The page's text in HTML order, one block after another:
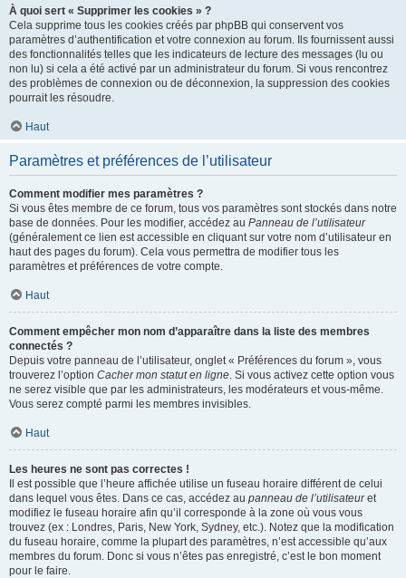
À quoi sert « Supprimer les cookies » ?
Cela supprime tous les cookies créés par phpBB qui conservent vos
paramètres d’authentification et votre connexion au forum. Ils fournissent aussi
des fonctionnalités telles que les indicateurs de lecture des messages (lu ou
non lu) si cela a été activé par un administrateur du forum. Si vous rencontrez
des problèmes de connexion ou de déconnexion, la suppression des cookies
pourrait les résoudre.
Haut
Paramètres et préférences de l’utilisateur
Comment modifier mes paramètres ?
Si vous êtes membre de ce forum, tous vos paramètres sont stockés dans notre
base de données. Pour les modifier, accédez au Panneau de l’utilisateur
(généralement ce lien est accessible en cliquant sur votre nom d’utilisateur en
haut des pages du forum). Cela vous permettra de modifier tous les
paramètres et préférences de votre compte.
Haut
Comment empêcher mon nom d’apparaître dans la liste des membres
connectés ?
Depuis votre panneau de l’utilisateur, onglet « Préférences du forum », vous
trouverez l’option Cacher mon statut en ligne. Si vous activez cette option vous
ne serez visible que par les administrateurs, les modérateurs et vous-même.
Vous serez compté parmi les membres invisibles.
Haut
Les heures ne sont pas correctes !
Il est possible que l’heure affichée utilise un fuseau horaire différent de celui
dans lequel vous êtes. Dans ce cas, accédez au panneau de l’utilisateuret
modifiez le fuseau horaire afin qu’il corresponde à la zone où vous vous
trouvez (ex : Londres, Paris, New York, Sydney, etc.). Notez que la modification
du fuseau horaire, comme la plupart des paramètres, n’est accessible qu’aux
membres du forum. Donc si vous n’êtes pas enregistré, c’est le bon moment
pour le faire.